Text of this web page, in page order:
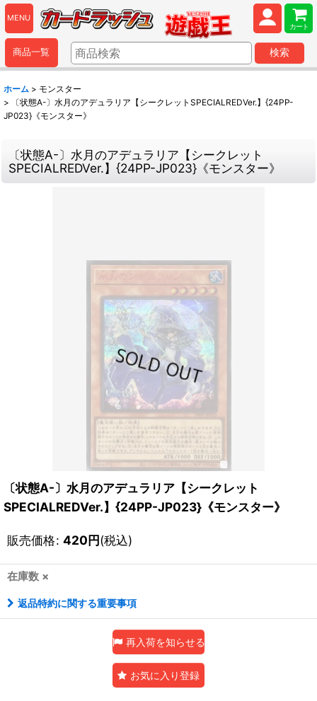
MENU
カート
商品一覧 検索
ホーム > モンスター
>
〔状態A-〕水月のアデュラリア【シークレットSPECIALREDVer.】{24PP-
JP023}《モンスター》
〔状態A-〕水月のアデュラリア【シークレット
SPECIALREDVer.】{24PP-JP023}《モンスター》
〔状態A-〕水月のアデュラリア【シークレット
SPECIALREDVer.】{24PP-JP023}《モンスター》
販売価格: 420円(税込)
在庫数 ×
返品特約に関する重要事項
再入荷を知らせる
お気に入り登録